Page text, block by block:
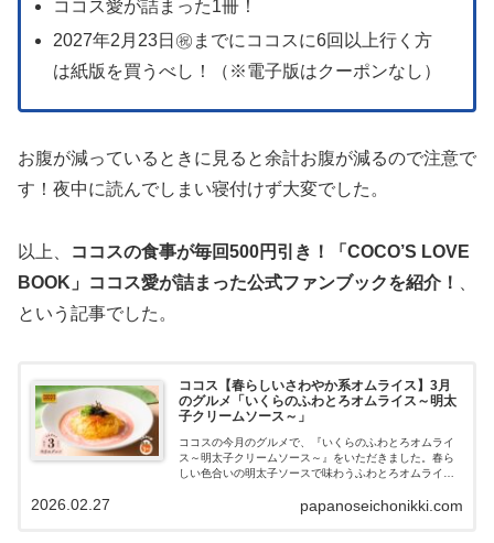
ココス愛が詰まった1冊！
2027年2月23日㊗までにココスに6回以上行く方
は紙版を買うべし！（※電子版はクーポンなし）
お腹が減っているときに見ると余計お腹が減るので注意で
す！夜中に読んでしまい寝付けず大変でした。
以上、
ココスの食事が毎回500円引き！「COCO’S LOVE
BOOK」ココス愛が詰まった公式ファンブックを紹介！
という記事でした。
ココス【春らしいさわやか系オムライス】3月
のグルメ「いくらのふわとろオムライス～明太
子クリームソース～」
ココスの今月のグルメで、『いくらのふわとろオムライ
ス～明太子クリームソース～』をいただきました。春ら
しい色合いの明太子ソースで味わうふわとろオムライ
papanoseichonikki.com
2026.02.27